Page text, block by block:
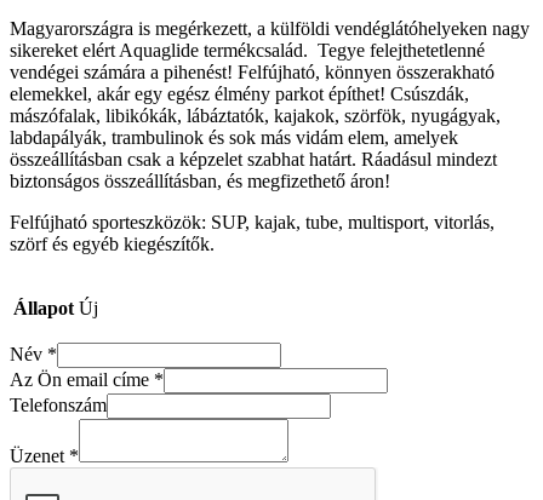
Magyarországra is megérkezett, a külföldi vendéglátóhelyeken nagy
sikereket elért Aquaglide termékcsalád. Tegye felejthetetlenné
vendégei számára a pihenést! Felfújható, könnyen összerakható
elemekkel, akár egy egész élmény parkot építhet! Csúszdák,
mászófalak, libikókák, lábáztatók, kajakok, szörfök, nyugágyak,
labdapályák, trambulinok és sok más vidám elem, amelyek
összeállításban csak a képzelet szabhat határt. Ráadásul mindezt
biztonságos összeállításban, és megfizethető áron!
Felfújható sporteszközök: SUP, kajak, tube, multisport, vitorlás,
szörf és egyéb kiegészítők.
Állapot Új
Név *
Az Ön email címe *
Telefonszám
Üzenet *